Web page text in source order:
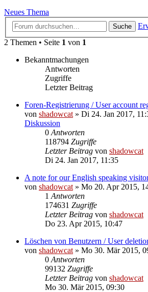
Neues Thema
Suche
2 Themen • Seite 1 von 1
Bekanntmachungen
Antworten
Zugriffe
Letzter Beitrag
Foren-Registrierung / User account
von shadowcat » Di 24. Jan 2017,
Diskussion
0 Antworten
118794 Zugriffe
Letzter Beitrag von shadowcat
Di 24. Jan 2017, 11:35
A note for our English speaking
von shadowcat » Mo 20. Apr 2015,
1 Antworten
174631 Zugriffe
Letzter Beitrag von shadowcat
Do 23. Apr 2015, 10:47
Löschen von Benutzern / User
von shadowcat » Mo 30. Mär 2015,
0 Antworten
99132 Zugriffe
Letzter Beitrag von shadowcat
Mo 30. Mär 2015, 09:30